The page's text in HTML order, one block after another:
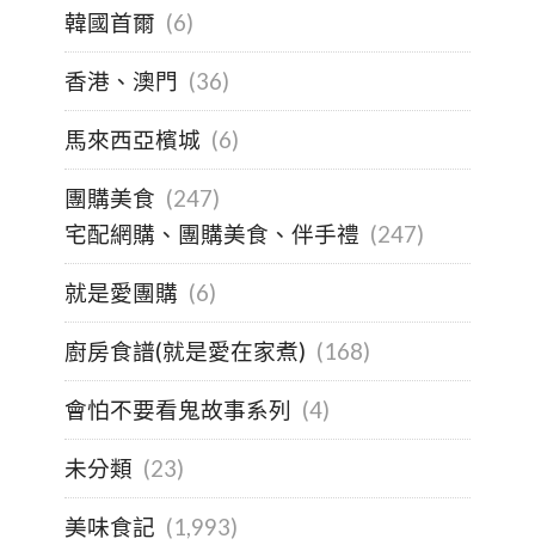
韓國首爾 (6)
香港、澳門 (36)
馬來西亞檳城 (6)
團購美食 (247)
宅配網購、團購美食、伴手禮 (247)
就是愛團購 (6)
廚房食譜(就是愛在家煮) (168)
會怕不要看鬼故事系列 (4)
未分類 (23)
美味食記 (1,993)